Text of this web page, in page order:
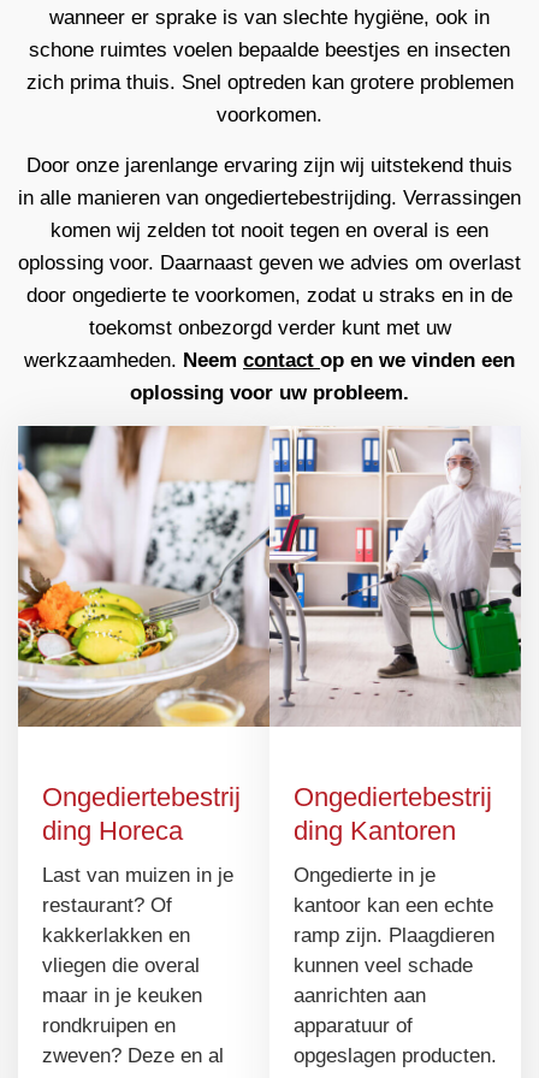
wanneer er sprake is van slechte hygiëne, ook in
schone ruimtes voelen bepaalde beestjes en insecten
zich prima thuis. Snel optreden kan grotere problemen
voorkomen.
Door onze jarenlange ervaring zijn wij uitstekend thuis
in alle manieren van ongediertebestrijding. Verrassingen
komen wij zelden tot nooit tegen en overal is een
oplossing voor. Daarnaast geven we advies om overlast
door ongedierte te voorkomen, zodat u straks en in de
toekomst onbezorgd verder kunt met uw
werkzaamheden. Neem contact op en we vinden een
oplossing voor uw probleem.
Ongediertebestrij
ding Horeca
Last van muizen in je
restaurant? Of
kakkerlakken en
vliegen die overal
maar in je keuken
rondkruipen en
zweven? Deze en al
Ongediertebestrij
ding Kantoren
Ongedierte in je
kantoor kan een echte
ramp zijn. Plaagdieren
kunnen veel schade
aanrichten aan
apparatuur of
opgeslagen producten.